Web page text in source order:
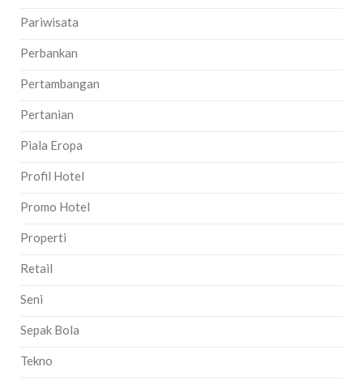
Pariwisata
Perbankan
Pertambangan
Pertanian
Piala Eropa
Profil Hotel
Promo Hotel
Properti
Retail
Seni
Sepak Bola
Tekno